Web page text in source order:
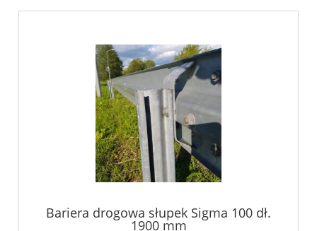
Bariera drogowa słupek Sigma 100 dł.
1900 mm